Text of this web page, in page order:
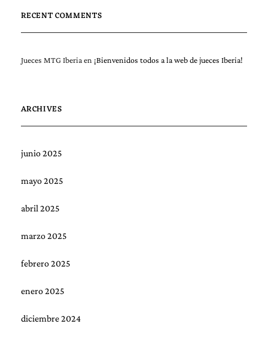
RECENT COMMENTS
Jueces MTG Iberiaen ¡Bienvenidos todos a la web de jueces Iberia!
ARCHIVES
junio 2025
mayo 2025
abril 2025
marzo 2025
febrero 2025
enero 2025
diciembre 2024